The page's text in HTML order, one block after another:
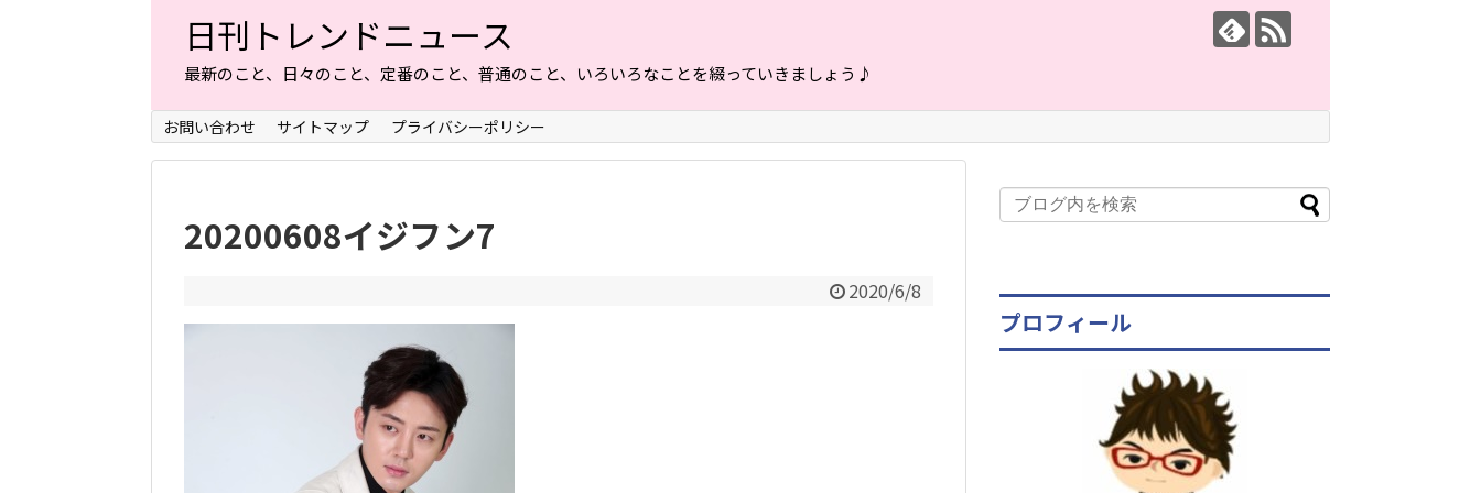
日刊トレンドニュース
最新のこと、日々のこと、定番のこと、普通のこと、いろいろなことを綴っていきましょう♪
お問い合わせ サイトマップ プライバシーポリシー
20200608イジフン7
2020/6/8
プロフィール